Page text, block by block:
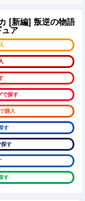
[新編] 叛逆の物語
ア
で探す
購入
す
探す
す